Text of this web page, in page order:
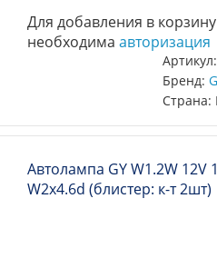
Для добавления в корзину
необходима авторизация
Бренд:
Страна:
Автолампа GY W1.2W 12V
W2x4.6d (блистер: к-т 2шт)